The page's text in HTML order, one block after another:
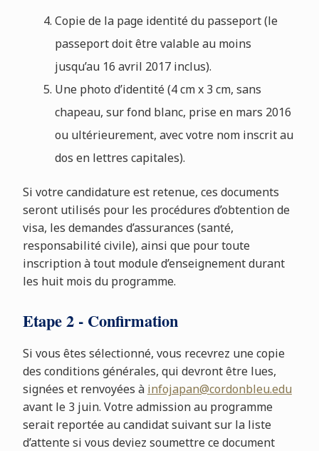
Copie de la page identité du passeport (le
passeport doit être valable au moins
jusqu’au 16 avril 2017 inclus).
Une photo d’identité (4 cm x 3 cm, sans
chapeau, sur fond blanc, prise en mars 2016
ou ultérieurement, avec votre nom inscrit au
dos en lettres capitales).
Si votre candidature est retenue, ces documents
seront utilisés pour les procédures d’obtention de
visa, les demandes d’assurances (santé,
responsabilité civile), ainsi que pour toute
inscription à tout module d’enseignement durant
les huit mois du programme.
Etape 2 - Confirmation
Si vous êtes sélectionné, vous recevrez une copie
des conditions générales, qui devront être lues,
signées et renvoyées à infojapan@cordonbleu.edu
avant le 3 juin. Votre admission au programme
serait reportée au candidat suivant sur la liste
d’attente si vous deviez soumettre ce document